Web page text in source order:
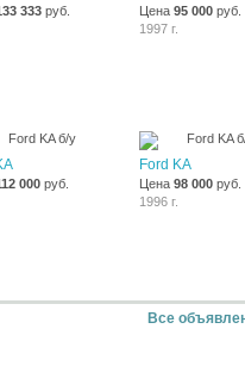
333 руб.
Цена 95 000 руб.
1997 г.
000 руб.
Ford KA
Цена 98 000 руб.
1996 г.
Все